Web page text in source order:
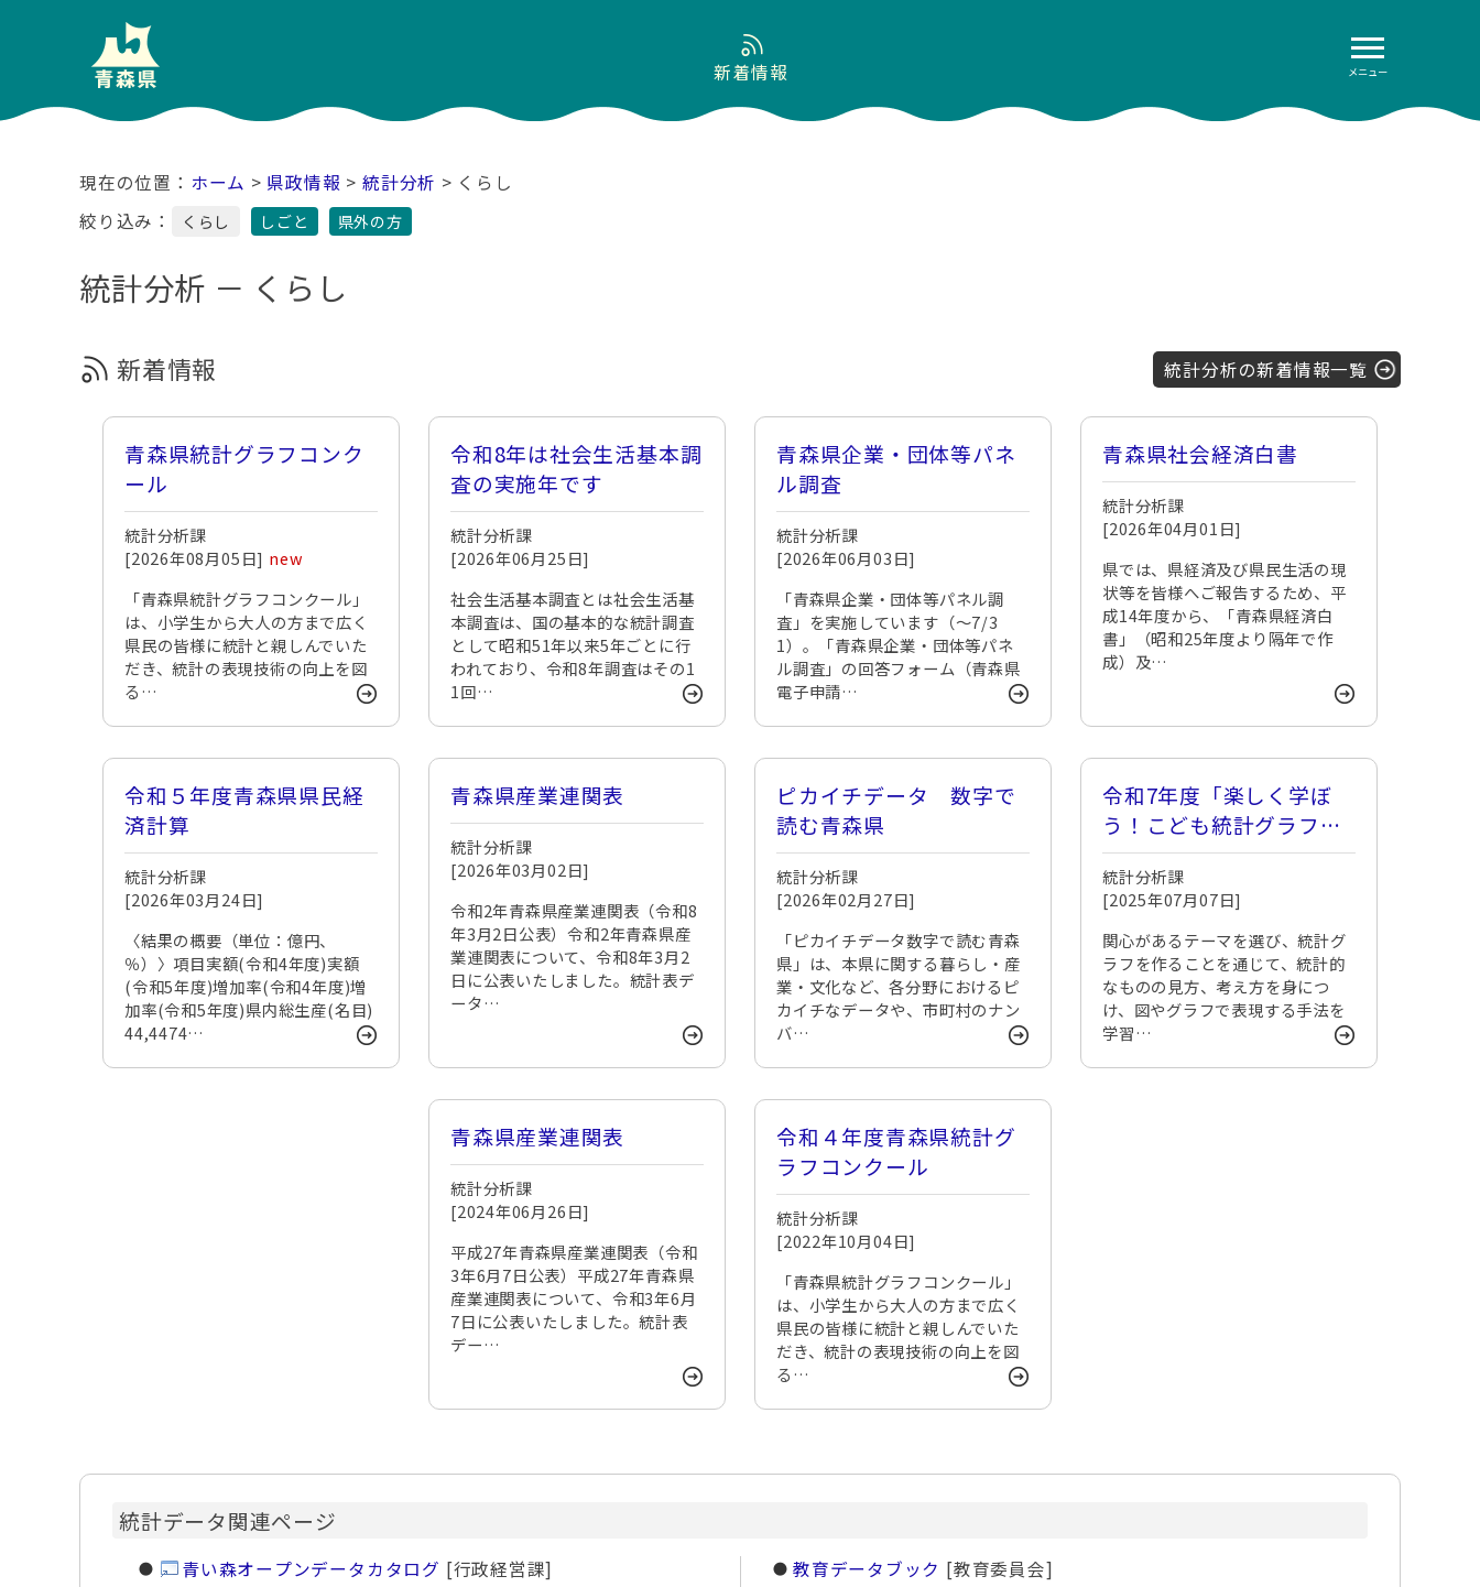
メニュー
新着情報
ホーム > 県政情報 > 統計分析 > くらし
絞り込み：
くらし しごと 県外の方
統計分析 － くらし
新着情報 統計分析の新着情報一覧
青森県統計グラフコンク
ール
統計分析課
[2026年08月05日] new
「青森県統計グラフコンクール」
は、小学生から大人の方まで広く
県民の皆様に統計と親しんでいた
だき、統計の表現技術の向上を図
る…
令和8年は社会生活基本調
査の実施年です
統計分析課
[2026年06月25日]
社会生活基本調査とは社会生活基
本調査は、国の基本的な統計調査
として昭和51年以来5年ごとに行
われており、令和8年調査はその1
1回…
青森県企業・団体等パネ
ル調査
統計分析課
[2026年06月03日]
「青森県企業・団体等パネル調
査」を実施しています（～7/3
1）。「青森県企業・団体等パネ
ル調査」の回答フォーム（青森県
電子申請…
青森県社会経済白書
統計分析課
[2026年04月01日]
県では、県経済及び県民生活の現
状等を皆様へご報告するため、平
成14年度から、「青森県経済白
書」（昭和25年度より隔年で作
成）及…
令和５年度青森県県民経
済計算
統計分析課
[2026年03月24日]
〈結果の概要（単位：億円、
％）〉項目実額(令和4年度)実額
(令和5年度)増加率(令和4年度)増
加率(令和5年度)県内総生産(名目)
44,4474…
青森県産業連関表
統計分析課
[2026年03月02日]
令和2年青森県産業連関表（令和8
年3月2日公表）令和2年青森県産
業連関表について、令和8年3月2
日に公表いたしました。統計表デ
ータ…
ピカイチデータ 数字で
読む青森県
統計分析課
[2026年02月27日]
「ピカイチデータ数字で読む青森
県」は、本県に関する暮らし・産
業・文化など、各分野におけるピ
カイチなデータや、市町村のナン
バ…
令和7年度「楽しく学ぼ
う！こども統計グラフ教
室」を開催します！！
【申込期限を延長しまし
た】
統計分析課
[2025年07月07日]
関心があるテーマを選び、統計グ
ラフを作ることを通じて、統計的
なものの見方、考え方を身につ
け、図やグラフで表現する手法を
学習…
青森県産業連関表
統計分析課
[2024年06月26日]
平成27年青森県産業連関表（令和
3年6月7日公表）平成27年青森県
産業連関表について、令和3年6月
7日に公表いたしました。統計表
デー…
令和４年度青森県統計グ
ラフコンクール
統計分析課
[2022年10月04日]
「青森県統計グラフコンクール」
は、小学生から大人の方まで広く
県民の皆様に統計と親しんでいた
だき、統計の表現技術の向上を図
る…
統計データ関連ページ
青い森オープンデータカタログ [行政経営課]
教育データブック [教育委員会]